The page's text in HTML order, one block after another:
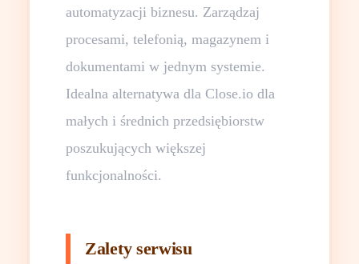
automatyzacji biznesu. Zarządzaj
procesami, telefonią, magazynem i
dokumentami w jednym systemie.
Idealna alternatywa dla Close.io dla
małych i średnich przedsiębiorstw
poszukujących większej
funkcjonalności.
Zalety serwisu